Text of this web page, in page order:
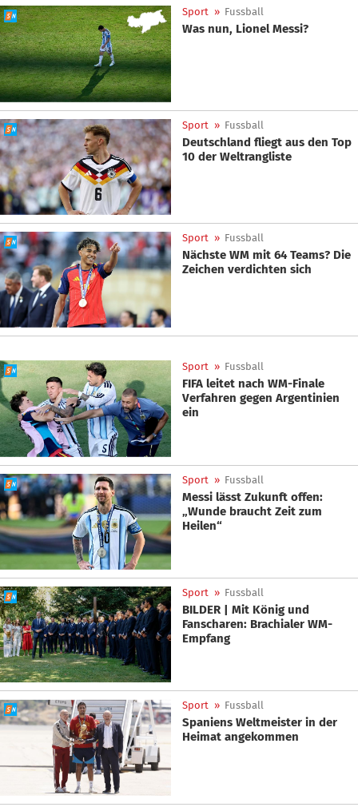
Sport » Fussball
Was nun, Lionel Messi?
Sport » Fussball
Deutschland fliegt aus den Top
10 der Weltrangliste
Sport » Fussball
Nächste WM mit 64 Teams? Die
Zeichen verdichten sich
Sport » Fussball
FIFA leitet nach WM-Finale
Verfahren gegen Argentinien
ein
Sport » Fussball
Messi lässt Zukunft offen:
„Wunde braucht Zeit zum
Heilen“
Sport » Fussball
BILDER | Mit König und
Fanscharen: Brachialer WM-
Empfang
Sport » Fussball
Spaniens Weltmeister in der
Heimat angekommen